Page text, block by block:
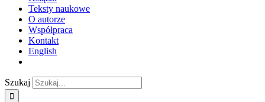
Teksty naukowe
O autorze
Współpraca
Kontakt
English
Szukaj